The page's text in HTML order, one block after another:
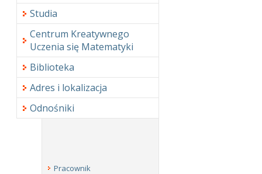
Studia
Centrum Kreatywnego
Uczenia się Matematyki
Biblioteka
Adres i lokalizacja
Odnośniki
Pracownik